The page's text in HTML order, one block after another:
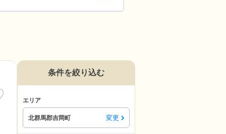
条件を絞り込む
エリア
北群馬郡吉岡町 変更